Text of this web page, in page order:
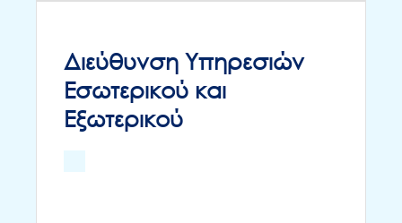
Διεύθυνση Υπηρεσιών
Εσωτερικού και
Εξωτερικού